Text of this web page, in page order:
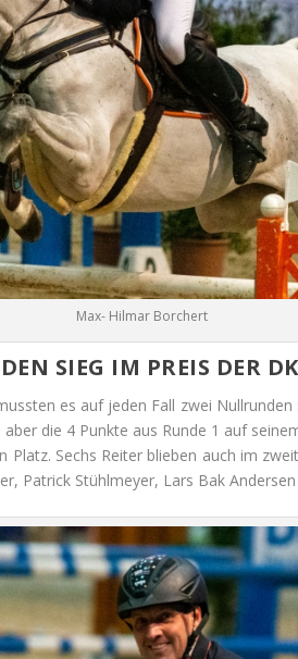
Max- Hilmar Borchert
SIEG IM PREIS DER
es auf jeden Fall zwei
die 4 Punkte aus Runde 1 auf
Platz. Sechs Reiter blieben auch im
Patrick Stühlmeyer, Lars Bak Andersen